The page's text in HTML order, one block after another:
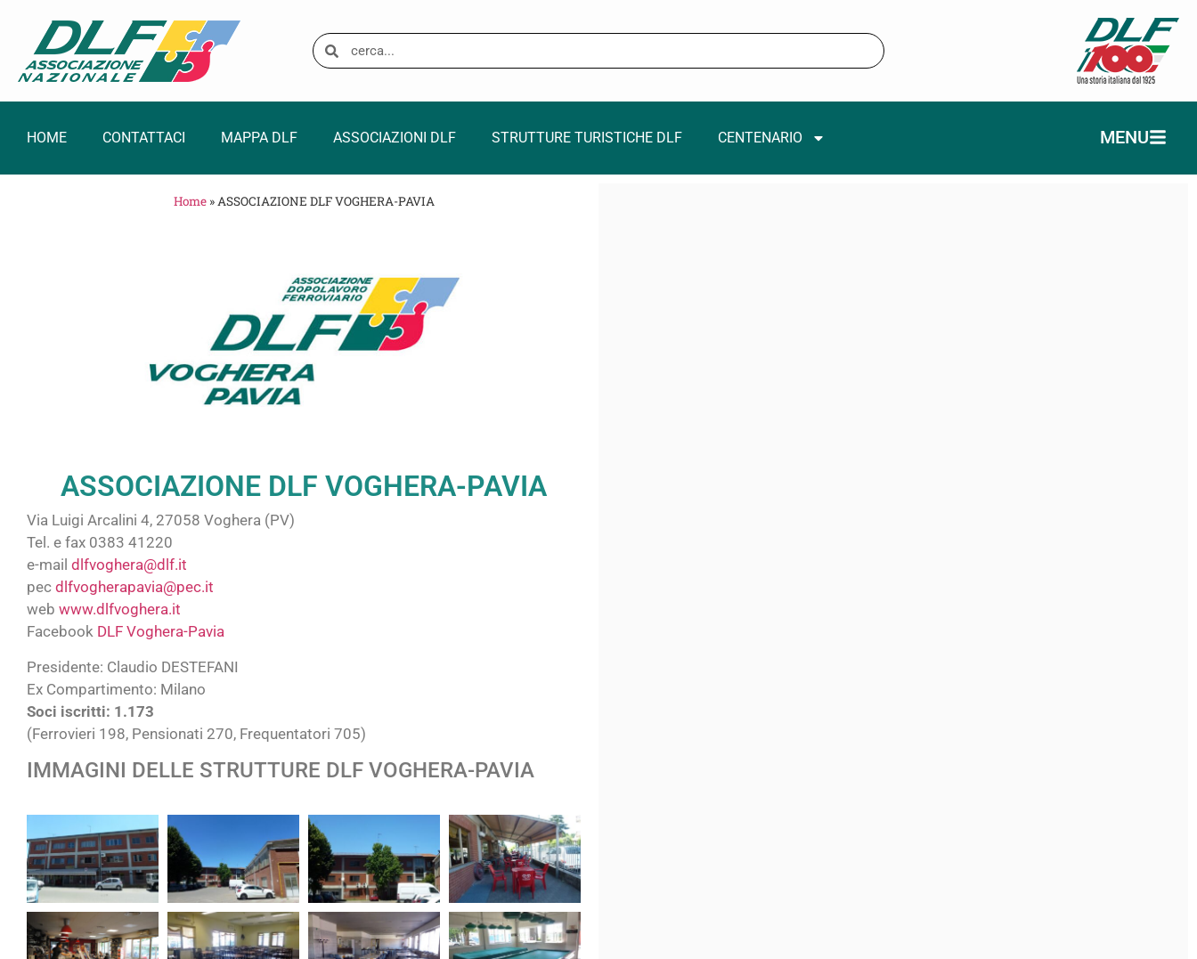
HOME CONTATTACI MAPPA DLF ASSOCIAZIONI DLF STRUTTURE TURISTICHE DLF CENTENARIO MENU
Home»ASSOCIAZIONE DLF VOGHERA-PAVIA
ASSOCIAZIONE DLF VOGHERA-PAVIA
Via Luigi Arcalini 4, 27058 Voghera (PV)
Tel. e fax 0383 41220
e-mail dlfvoghera@dlf.it
pec dlfvogherapavia@pec.it
web www.dlfvoghera.it
Facebook DLF Voghera-Pavia
Presidente: Claudio DESTEFANI
Ex Compartimento: Milano
Soci iscritti: 1.173
(Ferrovieri 198, Pensionati 270, Frequentatori 705)
IMMAGINI DELLE STRUTTURE DLF VOGHERA-PAVIA